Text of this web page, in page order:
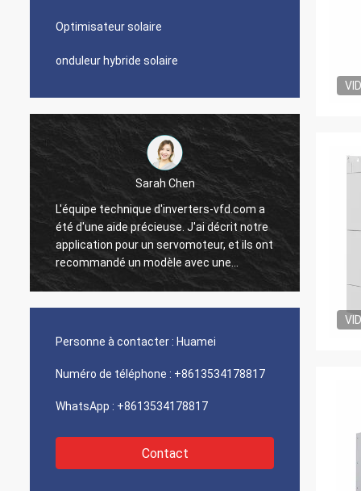
Optimisateur solaire
onduleur hybride solaire
Sarah Chen
L'équipe technique d'inverters-vfd.com a
été d'une aide précieuse. J'ai décrit notre
application pour un servomoteur, et ils ont
recommandé un modèle avec une
réponse dynamique supérieure.
Nous
Personne à contacter : Huamei
Numéro de téléphone : +8613534178817
WhatsApp : +8613534178817
Contact